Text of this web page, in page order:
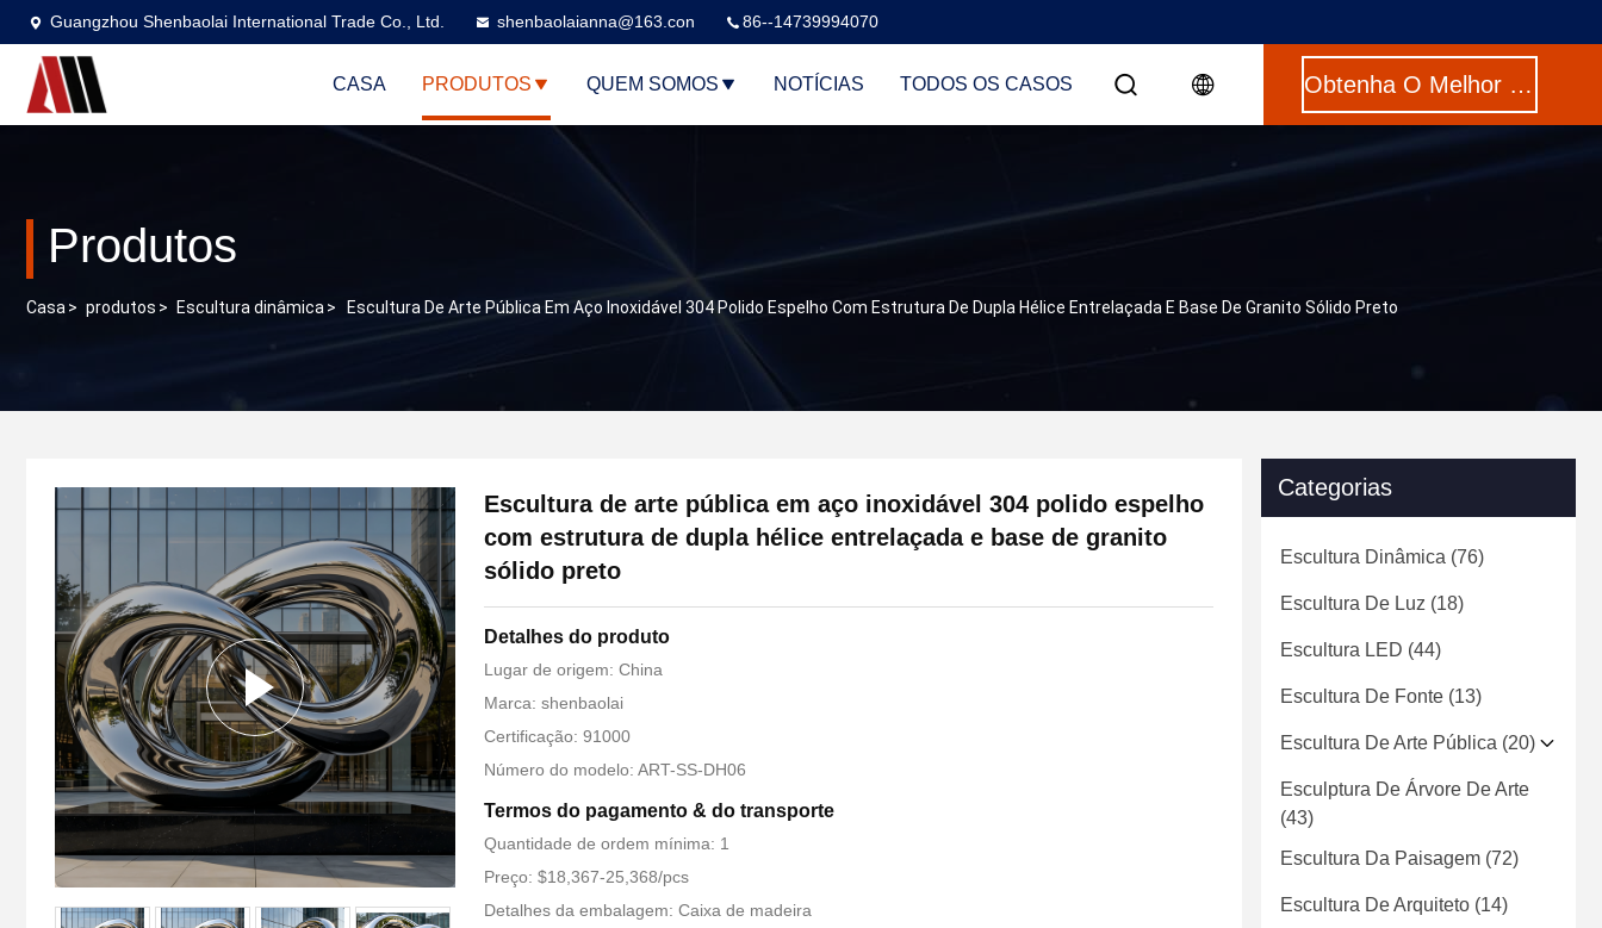
Guangzhou Shenbaolai International Trade Co., Ltd. shenbaolaianna@163.con 86--14739994070
CASA PRODUTOS QUEM SOMOS NOTÍCIAS TODOS OS CASOS Obtenha O Melhor Preço
Produtos
Casa> produtos > Escultura dinâmica> Escultura De Arte Pública Em Aço Inoxidável 304 Polido Espelho Com Estrutura De Dupla Hélice Entrelaçada E Base De Granito Sólido Preto
Escultura de arte pública em aço inoxidável 304 polido espelho
com estrutura de dupla hélice entrelaçada e base de granito
sólido preto
Detalhes do produto
Lugar de origem: China
Marca: shenbaolai
Certificação: 91000
Número do modelo: ART-SS-DH06
Termos do pagamento & do transporte
Quantidade de ordem mínima: 1
Preço: $18,367-25,368/pcs
Detalhes da embalagem: Caixa de madeira
Categorias
Escultura Dinâmica (76)
Escultura De Luz (18)
Escultura LED (44)
Escultura De Fonte (13)
Escultura De Arte Pública (20)
Esculptura De Árvore De Arte
(43)
Escultura Da Paisagem (72)
Escultura De Arquiteto (14)